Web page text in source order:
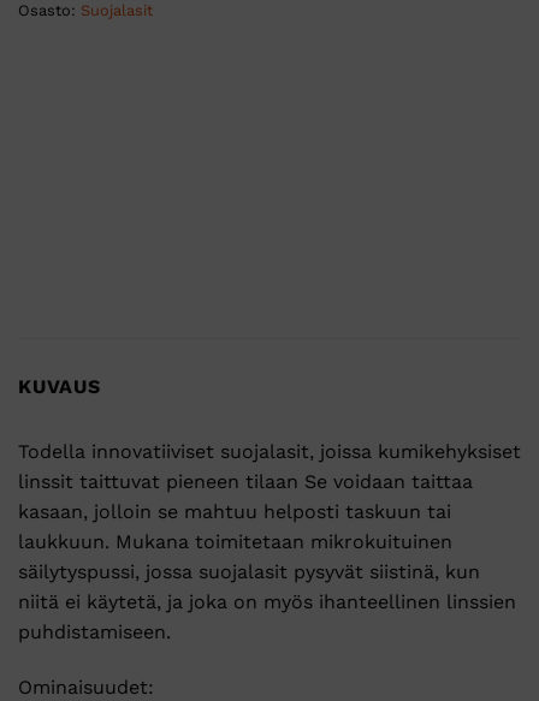
Osasto: Suojalasit
KUVAUS
Todella innovatiiviset suojalasit, joissa kumikehyksiset
linssit taittuvat pieneen tilaan Se voidaan taittaa
kasaan, jolloin se mahtuu helposti taskuun tai
laukkuun. Mukana toimitetaan mikrokuituinen
säilytyspussi, jossa suojalasit pysyvät siistinä, kun
niitä ei käytetä, ja joka on myös ihanteellinen linssien
puhdistamiseen.
Ominaisuudet: